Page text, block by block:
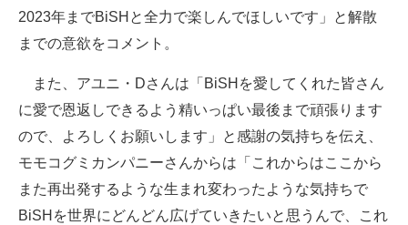
2023年までBiSHと全力で楽しんでほしいです」と解散
までの意欲をコメント。
また、アユニ・Dさんは「BiSHを愛してくれた皆さん
に愛で恩返しできるよう精いっぱい最後まで頑張ります
ので、よろしくお願いします」と感謝の気持ちを伝え、
モモコグミカンパニーさんからは「これからはここから
また再出発するような生まれ変わったような気持ちで
BiSHを世界にどんどん広げていきたいと思うんで、これ